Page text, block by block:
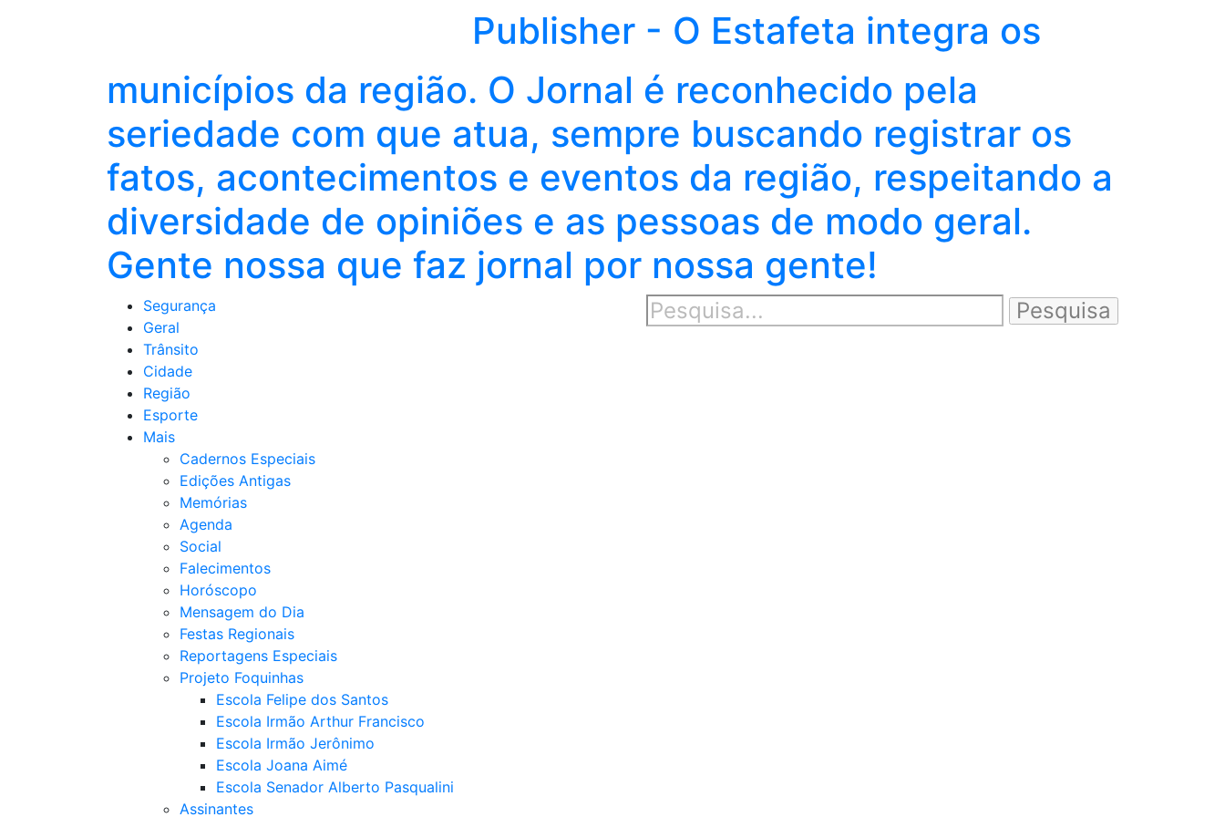
Publisher - O Estafeta integra os
municípios da região. O Jornal é reconhecido pela
seriedade com que atua, sempre buscando registrar os
fatos, acontecimentos e eventos da região, respeitando a
diversidade de opiniões e as pessoas de modo geral.
Gente nossa que faz jornal por nossa gente!
Segurança
Geral
Trânsito
Cidade
Região
Esporte
Mais
Cadernos Especiais
Edições Antigas
Memórias
Agenda
Social
Falecimentos
Horóscopo
Mensagem do Dia
Festas Regionais
Reportagens Especiais
Projeto Foquinhas
Escola Felipe dos Santos
Escola Irmão Arthur Francisco
Escola Irmão Jerônimo
Escola Joana Aimé
Escola Senador Alberto Pasqualini
Assinantes